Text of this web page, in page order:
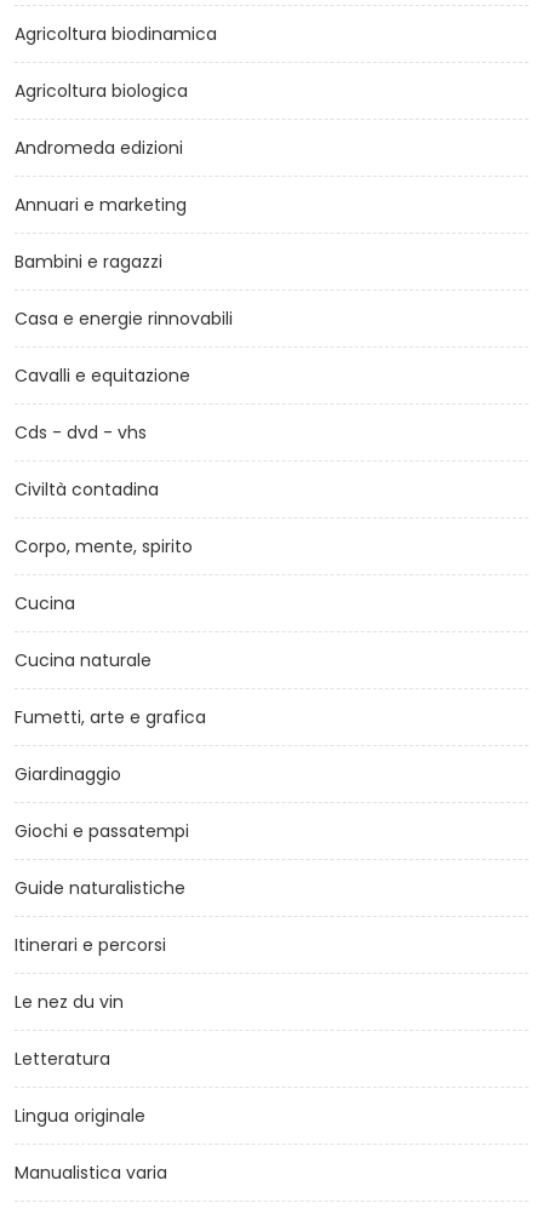
Agricoltura biodinamica
Agricoltura biologica
Andromeda edizioni
Annuari e marketing
Bambini e ragazzi
Casa e energie rinnovabili
Cavalli e equitazione
Cds - dvd - vhs
Civiltà contadina
Corpo, mente, spirito
Cucina
Cucina naturale
Fumetti, arte e grafica
Giardinaggio
Giochi e passatempi
Guide naturalistiche
Itinerari e percorsi
Le nez du vin
Letteratura
Lingua originale
Manualistica varia